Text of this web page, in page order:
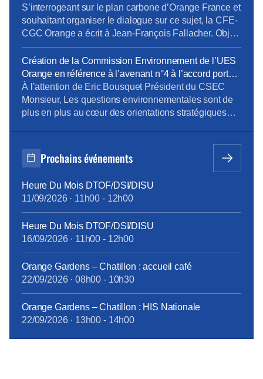
au fil de leur publication en rubrique Revue de
presse, mais […]
S’interrogeant sur le plan carbone d’Orange France et
souhaitant organiser le dialogue sur ce sujet, la CFE-
CGC Orange a écrit à Jean-François Fallacher. Objet
: programme Orange Carbone d’Orange France et
lancement d’une offre de Smart TV pour les Jeux
Olympiques de Paris Monsieur, En décembre dernier,
vous avez présenté le lancement du programme
carbone […]
Création de la Commission Environnement de l’UES
Orange en référence à l’avenant n°4 à l’accord portant
sur le dialogue social au sein de l’UES Orange _
document du 24 octobre 2023
À l’attention de Eric Bousquet Président du CSEC
Monsieur, Les questions environnementales sont de
plus en plus au cœur des orientations stratégiques
Fallacher dans le Live « Lancement du programme
Carbone » du 6/12 dernier, « c’est une priorité
Prochains événements
Heure Du Mois DTOF/DSI/DISU
11/09/2026· 11h00 - 12h00
Heure Du Mois DTOF/DSI/DISU
16/09/2026· 11h00 - 12h00
Orange Gardens – Chatillon : accueil café
22/09/2026· 08h00 - 10h30
Orange Gardens – Chatillon : HIS Nationale
22/09/2026· 13h00 - 14h00